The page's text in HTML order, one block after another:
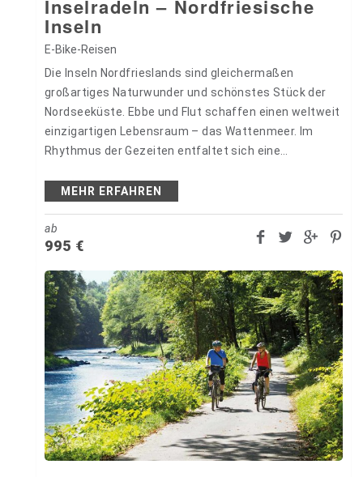
Inselradeln – Nordfriesische
Inseln
E-Bike-Reisen
Die Inseln Nordfrieslands sind gleichermaßen
großartiges Naturwunder und schönstes Stück der
Nordseeküste. Ebbe und Flut schaffen einen weltweit
einzigartigen Lebensraum – das Wattenmeer. Im
Rhythmus der Gezeiten entfaltet sich eine
geben sich zu…
MEHR ERFAHREN
ab
995 €